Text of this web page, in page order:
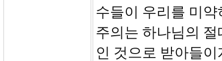
수들이 우리를 미
주의는 하나님의
인 것으로 받아들